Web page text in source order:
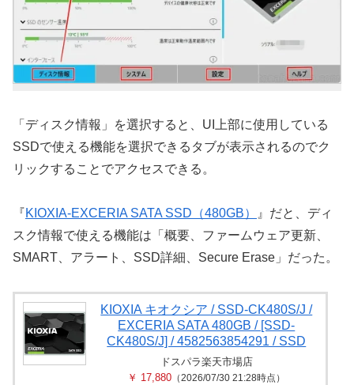
「ディスク情報」を選択すると、UI上部に使用している
SSDで使える機能を選択できるタブが表示されるのでク
リックすることでアクセスできる。
『 KIOXIA-EXCERIA SATA SSD（480GB）
』だと、ディ
スク情報で使える機能は「概要、ファームウェア更新、
SMART、アラート、SSD詳細、Secure Erase」だった。
KIOXIA キオクシア / SSD-CK480S/J /
EXCERIA SATA 480GB / [SSD-
CK480S/J] / 4582563854291 / SSD
ドスパラ楽天市場店
￥ 17,880 （2026/07/30 21:28時点）